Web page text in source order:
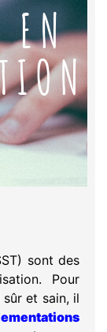
EN
sont des
Pour
et sain, il